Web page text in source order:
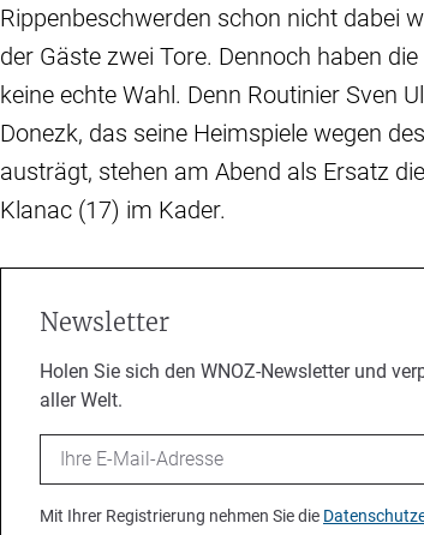
Rippenbeschwerden schon nicht dabei
der Gäste zwei Tore. Dennoch haben
keine echte Wahl. Denn Routinier Sven
Donezk, das seine Heimspiele wegen
austrägt, stehen am Abend als Ersatz
Klanac (17) im Kader.
Newsletter
Holen Sie sich den WNOZ-Newsletter und
aller Welt.
Email
Mit Ihrer Registrierung nehmen Sie die